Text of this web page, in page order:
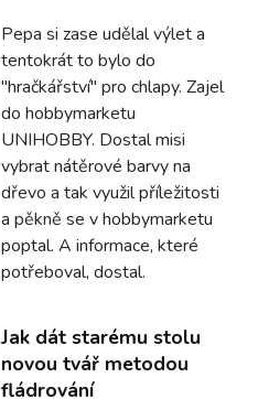
Pepa si zase udělal výlet a
tentokrát to bylo do
"hračkářství" pro chlapy. Zajel
do hobbymarketu
UNIHOBBY. Dostal misi
vybrat nátěrové barvy na
dřevo a tak využil příležitosti
a pěkně se v hobbymarketu
poptal. A informace, které
potřeboval, dostal.
Jak dát starému stolu
novou tvář metodou
fládrování